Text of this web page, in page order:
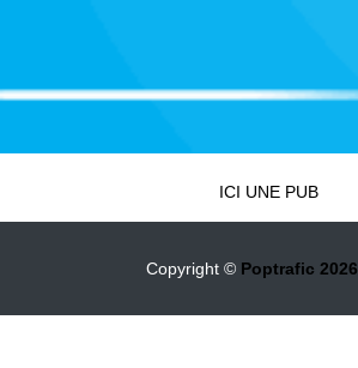
ICI UNE PUB
Copyright © Poptrafic 2026